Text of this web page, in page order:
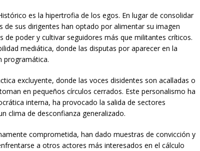
es la hipertrofia de los egos. En lugar de consolidar
sus dirigentes han optado por alimentar su imagen
poder y cultivar seguidores más que militantes críticos.
mediática, donde las disputas por aparecer en la
programática.
excluyente, donde las voces disidentes son acalladas o
en pequeños círculos cerrados. Este personalismo ha
interna, ha provocado la salida de sectores
clima de desconfianza generalizado.
comprometida, han dado muestras de convicción y
a otros actores más interesados en el cálculo